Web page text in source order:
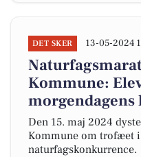
DET SKER 13-05-2024
Kommune:
morgendagens
Den 15. maj 2024
Kommune om trofæet
naturfagskonkurrence.